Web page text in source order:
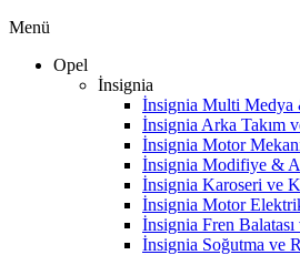
Menü
Opel
İnsignia
İnsignia Multi Medya
İnsignia Arka Takım
İnsignia Motor
İnsignia Modifiye &
İnsignia Karoseri ve
İnsignia Motor
İnsignia Fren
İnsignia Soğutma ve